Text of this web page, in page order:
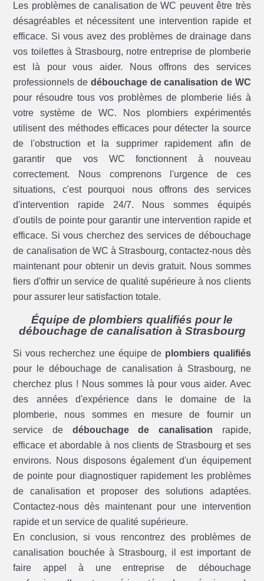
Les problèmes de canalisation de WC peuvent être très
désagréables et nécessitent une intervention rapide et
efficace. Si vous avez des problèmes de drainage dans
vos toilettes à Strasbourg, notre entreprise de plomberie
est là pour vous aider. Nous offrons des services
professionnels de débouchage de canalisation de WC
pour résoudre tous vos problèmes de plomberie liés à
votre système de WC. Nos plombiers expérimentés
utilisent des méthodes efficaces pour détecter la source
de l'obstruction et la supprimer rapidement afin de
garantir que vos WC fonctionnent à nouveau
correctement. Nous comprenons l'urgence de ces
situations, c'est pourquoi nous offrons des services
d'intervention rapide 24/7. Nous sommes équipés
d'outils de pointe pour garantir une intervention rapide et
efficace. Si vous cherchez des services de débouchage
de canalisation de WC à Strasbourg, contactez-nous dès
maintenant pour obtenir un devis gratuit. Nous sommes
fiers d'offrir un service de qualité supérieure à nos clients
pour assurer leur satisfaction totale.
Équipe de plombiers qualifiés pour le
débouchage de canalisation à Strasbourg
Si vous recherchez une équipe de plombiers qualifiés
pour le débouchage de canalisation à Strasbourg, ne
cherchez plus ! Nous sommes là pour vous aider. Avec
des années d'expérience dans le domaine de la
plomberie, nous sommes en mesure de fournir un
service de débouchage de canalisation rapide,
efficace et abordable à nos clients de Strasbourg et ses
environs. Nous disposons également d'un équipement
de pointe pour diagnostiquer rapidement les problèmes
de canalisation et proposer des solutions adaptées.
Contactez-nous dès maintenant pour une intervention
rapide et un service de qualité supérieure.
En conclusion, si vous rencontrez des problèmes de
canalisation bouchée à Strasbourg, il est important de
faire appel à une entreprise de débouchage